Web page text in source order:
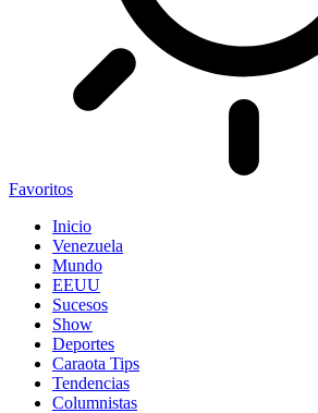
Favoritos
Inicio
Venezuela
Mundo
EEUU
Sucesos
Show
Deportes
Caraota Tips
Tendencias
Columnistas